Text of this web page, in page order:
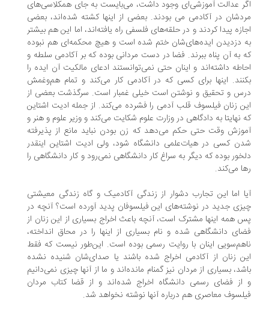
عدالت آموزشی‌ای وجود داشت، می‌بایست به‌ جای همکلاسی‌های
در آکادمی می بودند. بعضی از اینها کشته شده‌اند، بعضی
پیدا کردند و در حلقه‌های فلسفی راه یافته‌اند، اما این هم بیشتر
دزدیدن ایده‌های‌شان ختم شده است و هیچ محکمه‌ای هم نبوده
به آن پناه ببرند. فضا در دست مردانی بوده که بر آکادمی سلطه و
داشته‌اند و اینان حتی نمی‌توانستند ادعای مالکیت آن ایده را
اینها برای کسی که در آکادمی کار می‌کند و تمام هم‌وغمش
و تحقیق و نوشتن است خیلی غمبار است. سرگذشت بعضی از
زنان فیلسوف قلب آدمی را فشرده می‌کند. از جمله ادیت اشتاین
نهایتا به دادگاهی در وزارت علوم شکایت می‌کند و وزیر علوم و هنر و
وقت حتی حکم می‌دهد که زن بودن نباید مانع از پذیرفته
کسی در هیات‌علمی دانشگاه شود، ولی ادیت اشتاین اینقدر
بوده که دیگر به سراغ کار دانشگاهی نمی‌رود و کار دانشگاهی را
می‌کند.
اما این تجارب دشوار از زندگی آکادمیک و گاه زندگی معیشتی
جدید در نوشته‌های این فیلسوفان پدید آورده است؟ آنچه در
همه اینها مشترک است، آنچه باعث اخراج بسیاری از این زنان از
دانشگاهی شده و نام بسیاری از اینها را در محاق انداخته،
اینان با روایت رسمی بوده است. این‌طور نیست که فقط
زنان از آکادمی اخراج شده باشند یا صدای‌شان شنیده نشده
بسیاری از مردان نیز گمنام مانده‌اند و ما از آنها چیزی نمی‌دانیم
فضای رسمی دانشگاه اخراج شده‌اند و از قضا کتاب مردان
معاصری هم درباره آنها نوشته نخواهد شد.